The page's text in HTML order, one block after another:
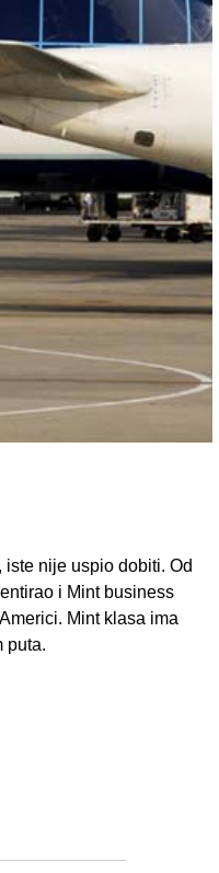
nije uspio dobiti. Od
i Mint business
Mint klasa ima
puta.